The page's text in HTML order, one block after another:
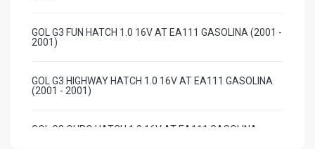
GOL G3 FUN HATCH 1.0 16V AT EA111 GASOLINA (2001 -
2001)
GOL G3 HIGHWAY HATCH 1.0 16V AT EA111 GASOLINA
(2001 - 2001)
GOL G3 OURO HATCH 1.0 16V AT EA111 GASOLINA